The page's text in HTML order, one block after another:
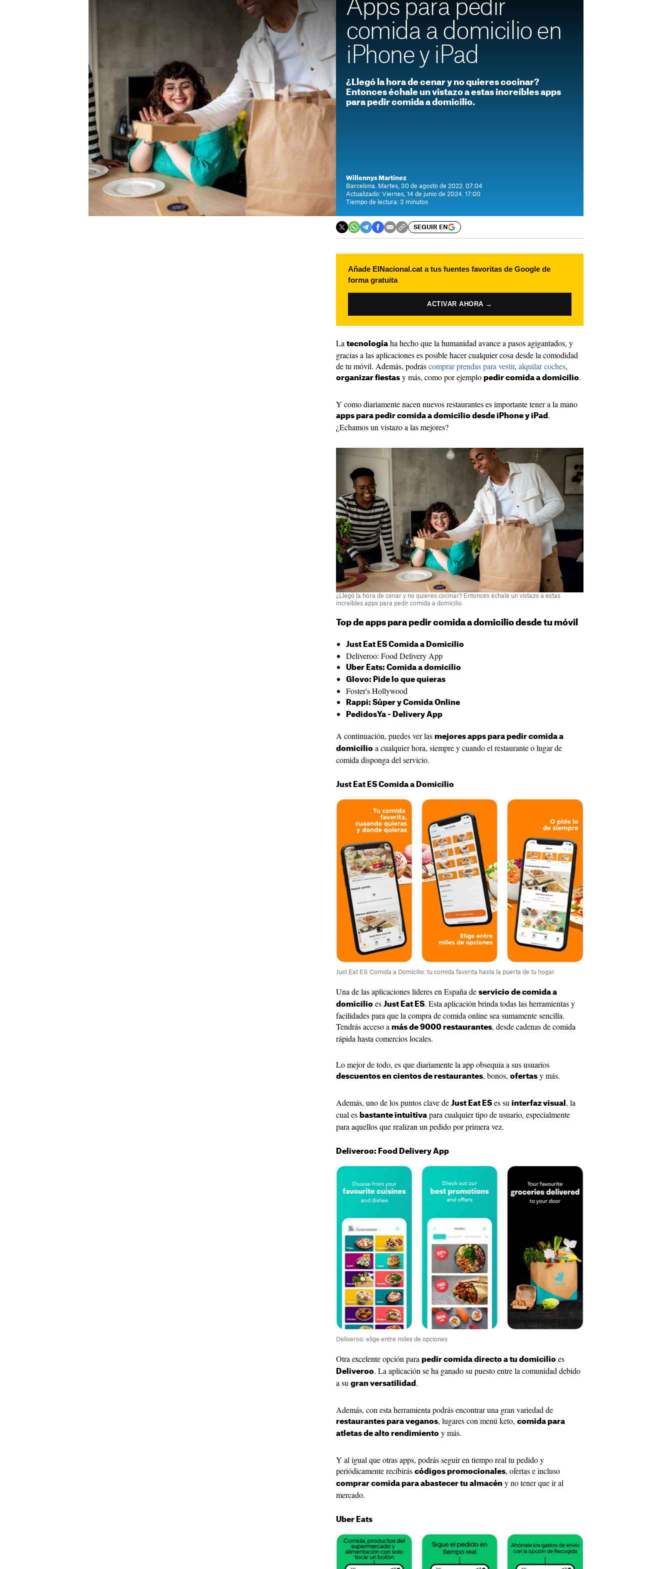
Apps para pedir
comida a domicilio en
iPhone y iPad
¿Llegó la hora de cenar y no quieres cocinar?
Entonces échale un vistazo a estas increíbles apps
para pedir comida a domicilio.
Willennys Martínez
Barcelona. Martes, 30 de agosto de 2022. 07:04
Actualizado: Viernes, 14 de junio de 2024. 17:00
Tiempo de lectura: 3 minutos
SEGUIR EN
Añade ElNacional.cat a tus fuentes favoritas de Google de
forma gratuita
ACTIVAR AHORA →
La tecnología ha hecho que la humanidad avance a pasos agigantados, y
gracias a las aplicaciones es posible hacer cualquier cosa desde la comodidad
de tu móvil. Además, podráscomprar prendas para vestir, alquilar coches,
organizar fiestas y más, como por ejemplo pedir comida a domicilio.
Y como diariamente nacen nuevos restaurantes es importante tener a la mano
apps para pedir comida a domicilio desde iPhone y iPad .
¿Echamos un vistazo a las mejores?
¿Llegó la hora de cenar y no quieres cocinar? Entonces échale un vistazo a estas
increíbles apps para pedir comida a domicilio
Top de apps para pedir comida a domicilio desde tu móvil
Just Eat ES Comida a Domicilio
Deliveroo: Food Delivery App
Uber Eats: Comida a domicilio
Glovo: Pide lo que quieras
Foster's Hollywood
Rappi: Súper y Comida Online
PedidosYa - Delivery App
A continuación, puedes ver las mejores apps para pedir comida a
domicilio a cualquier hora, siempre y cuando el restaurante o lugar de
comida disponga del servicio.
Just Eat ES Comida a Domicilio
Just Eat ES Comida a Domicilio: tu comida favorita hasta la puerta de tu hogar
Una de las aplicaciones líderes en España de servicio de comida a
domicilio es Just Eat ES. Esta aplicación brinda todas las herramientas y
facilidades para que la compra de comida online sea sumamente sencilla.
Tendrás acceso a más de 9000 restaurantes, desde cadenas de comida
rápida hasta comercios locales.
Lo mejor de todo, es que diariamente la app obsequia a sus usuarios
descuentos en cientos de restaurantes, bonos, ofertas y más.
Además, uno de los puntos clave de Just Eat ES es su interfaz visual , la
cual es bastante intuitiva para cualquier tipo de usuario, especialmente
para aquellos que realizan un pedido por primera vez.
Deliveroo: Food Delivery App
Deliveroo: elige entre miles de opciones
Otra excelente opción para pedir comida directo a tu domicilio es
Deliveroo. La aplicación se ha ganado su puesto entre la comunidad debido
a su gran versatilidad .
Además, con esta herramienta podrás encontrar una gran variedad de
restaurantes para veganos, lugares con menú keto, comida para
atletas de alto rendimiento y más.
Y al igual que otras apps, podrás seguir en tiempo real tu pedido y
periódicamente recibirás códigos promocionales, ofertas e incluso
comprar comida para abastecer tu almacén y no tener que ir al
mercado.
Uber Eats